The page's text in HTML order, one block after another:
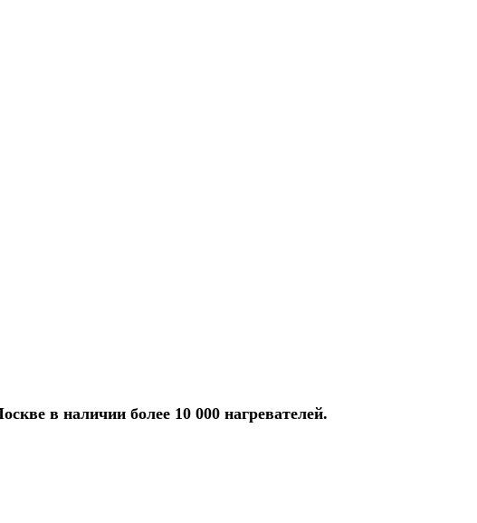
в наличии более 10 000 нагревателей.